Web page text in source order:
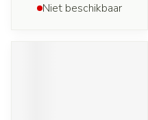
Niet beschikbaar